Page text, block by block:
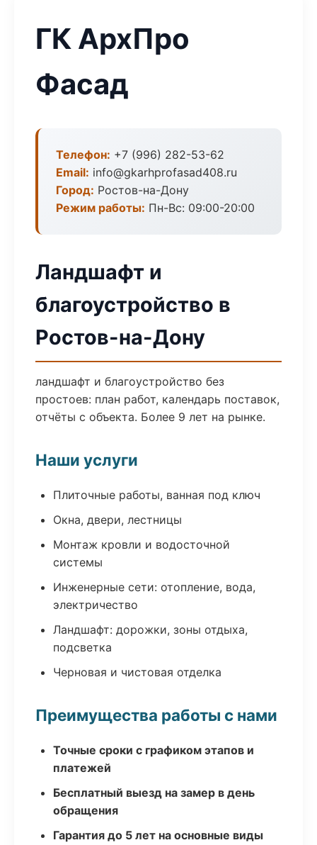
ГК АрхПро
Фасад
Телефон: +7 (996) 282-53-62
Email: info@gkarhprofasad408.ru
Город: Ростов-на-Дону
Режим работы: Пн-Вс: 09:00-20:00
Ландшафт и
благоустройство в
Ростов-на-Дону
ландшафт и благоустройство без
простоев: план работ, календарь поставок,
отчёты с объекта. Более 9 лет на рынке.
Наши услуги
Плиточные работы, ванная под ключ
Окна, двери, лестницы
Монтаж кровли и водосточной
системы
Инженерные сети: отопление, вода,
электричество
Ландшафт: дорожки, зоны отдыха,
подсветка
Черновая и чистовая отделка
Преимущества работы с нами
Точные сроки с графиком этапов и
платежей
Бесплатный выезд на замер в день
обращения
Гарантия до 5 лет на основные виды